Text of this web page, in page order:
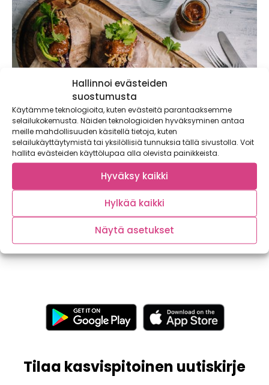
Hallinnoi evästeiden
suostumusta
Käytämme teknologioita, kuten evästeitä parantaaksemme
selailukokemusta. Näiden teknologioiden hyväksyminen antaa
meille mahdollisuuden käsitellä tietoja, kuten
selailukäyttäytymistä tai yksilöllisiä tunnuksia tällä sivustolla. Voit
hallita evästeiden käyttölupaa alla olevista painikkeista.
Hyväksy kaikki
Hylkää kaikki
Näytä asetukset
Täytetyt purppurabataatit ja täyteläinen
pekoni-BBQ-kastike
Kaupallinen yhteistyö: Snellman Kevättalvi tarjoilee
sesonkiruokailijalle syksyllä varastoituja kotimaisia kasviksia
sekä lämpimämmistä maista...
Tilaa kasvispitoinen uutiskirje